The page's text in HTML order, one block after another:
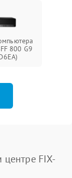
800 G9
FIX-